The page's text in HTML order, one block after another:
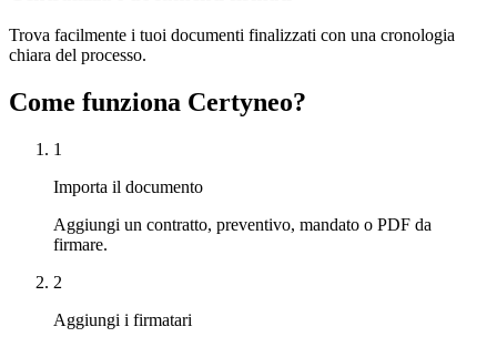
Trova facilmente i tuoi documenti finalizzati con una cronologia
chiara del processo.
Come funziona Certyneo?
1
Importa il documento
Aggiungi un contratto, preventivo, mandato o PDF da
firmare.
2
Aggiungi i firmatari